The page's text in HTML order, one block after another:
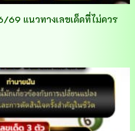
69 แนวทางเลขเด็ดที่ไม่ควร